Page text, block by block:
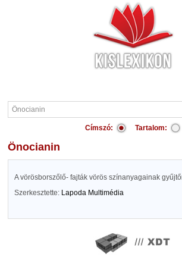
Címszó: Tartalom:
Önocianin
A vörösborszőlő- fajták vörös színanyagainak
Szerkesztette: Lapoda Multimédia